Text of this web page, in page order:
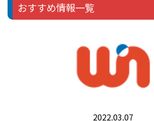
おすすめ情報一覧
2022.03.07